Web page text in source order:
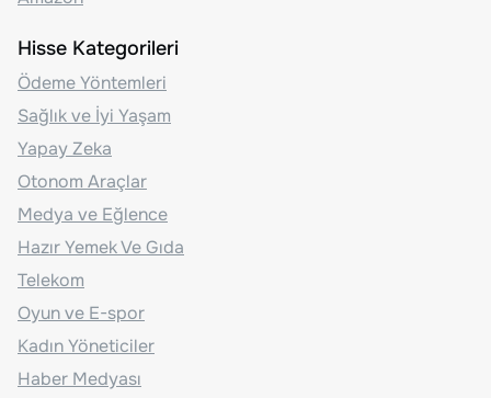
Hisse Kategorileri
Ödeme Yöntemleri
Sağlık ve İyi Yaşam
Yapay Zeka
Otonom Araçlar
Medya ve Eğlence
Hazır Yemek Ve Gıda
Telekom
Oyun ve E-spor
Kadın Yöneticiler
Haber Medyası